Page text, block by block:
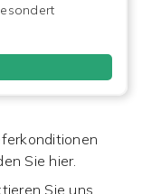
Sie hier.
Sie uns